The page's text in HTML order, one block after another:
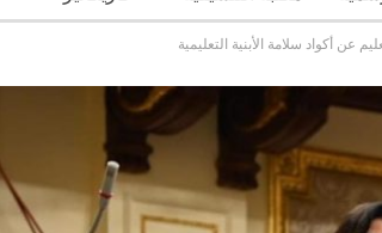
عن أكواد سلامة الأبنية التعليمية